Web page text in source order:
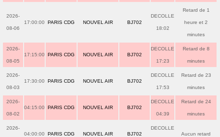
2026-
08-06
17:00:00 PARIS CDG NOUVEL AIR BJ702
DECOLLE
18:02
Retard de 1
heure et 2
minutes
2026-
08-05
17:15:00 PARIS CDG NOUVEL AIR BJ702
DECOLLE
17:23
Retard de 8
minutes
2026-
08-03
17:30:00 PARIS CDG NOUVEL AIR BJ702
DECOLLE
17:53
Retard de 23
minutes
2026-
08-02
04:15:00 PARIS CDG NOUVEL AIR BJ702
DECOLLE
04:39
Retard de 24
minutes
2026-
04:00:00 PARIS CDG NOUVEL AIR BJ702
DECOLLE
Aucun retard